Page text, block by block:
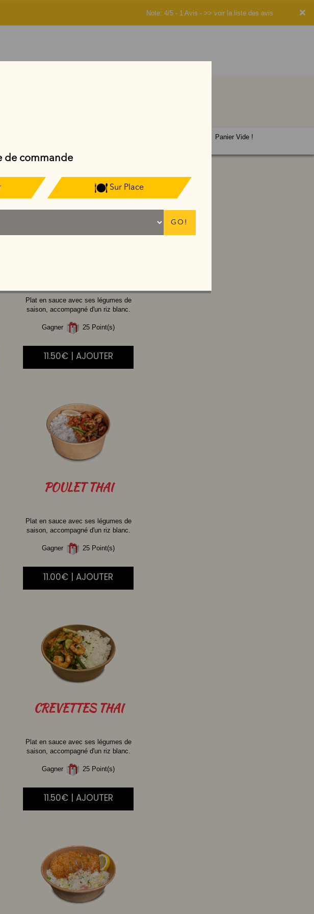
×
Note: 4/5 - 1 Avis - >> voir la liste des avis
Plat en sauce avec ses légumes de
saison, accompagné d'un riz blanc.
Gagner 25 Point(s)
11.50€ | AJOUTER
POULETTHAI
Plat en sauce avec ses légumes de
saison, accompagné d'un riz blanc.
Gagner 25 Point(s)
11.00€ | AJOUTER
CREVETTESTHAI
Plat en sauce avec ses légumes de
saison, accompagné d'un riz blanc.
Gagner 25 Point(s)
11.50€ | AJOUTER
Panier Vide !